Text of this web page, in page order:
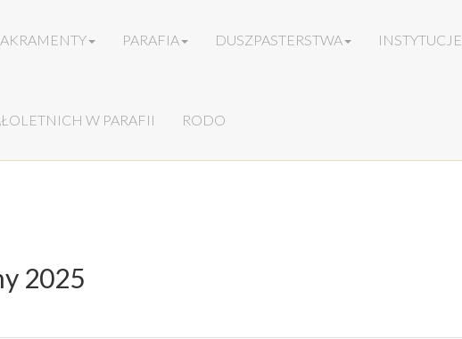
PARAFIA DUSZPASTERSTWA INSTYTUCJE
W PARAFII RODO
2025